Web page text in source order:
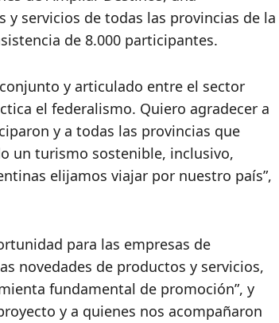
servicios de todas las provincias de la
de 8.000 participantes.
y articulado entre el sector
el federalismo. Quiero agradecer a
y a todas las provincias que
un turismo sostenible, inclusivo,
elijamos viajar por nuestro país”,
para las empresas de
novedades de productos y servicios,
fundamental de promoción”, y
y a quienes nos acompañaron